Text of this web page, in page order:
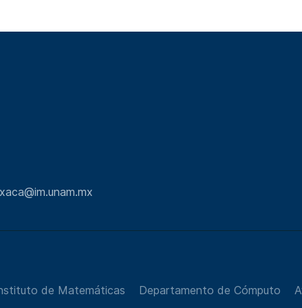
de Matemáticas Departamento de Cómputo